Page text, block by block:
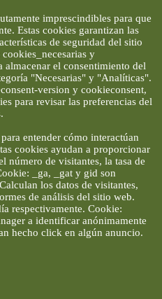
de elclickverde ©. No se
ni imágenes sin permiso de
imprescindibles para que
Estas cookies garantizan las
de seguridad del sitio
y
el consentimiento del
"Necesarias" y "Analíticas".
version y cookieconsent,
para revisar las preferencias del
entender cómo interactúan
cookies ayudan a proporcionar
número de visitantes, la tasa de
_ga, _gat y gid son
los datos de visitantes,
de análisis del sitio web.
respectivamente. Cookie:
a identificar anónimamente
hecho click en algún anuncio.